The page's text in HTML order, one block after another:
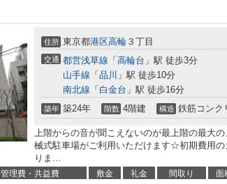
住所 東京都港区高輪 ３丁目
交通 都営浅草線 「 高輪台 」駅 徒歩3分
山手線 「 品川 」駅 徒歩10分
南北線 「 白金台 」駅 徒歩16分
築年 築24年 階数 4階建 構造 鉄筋コンク
上階からの音が聞こえないのが最上階の最大
械式駐車場がご利用いただけます☆初期費用
りま...
管理費・共益費 敷金 礼金 間取り 面